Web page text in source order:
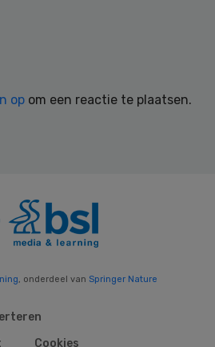
op om een reactie te plaatsen.
, onderdeel van Springer Nature
Cookies